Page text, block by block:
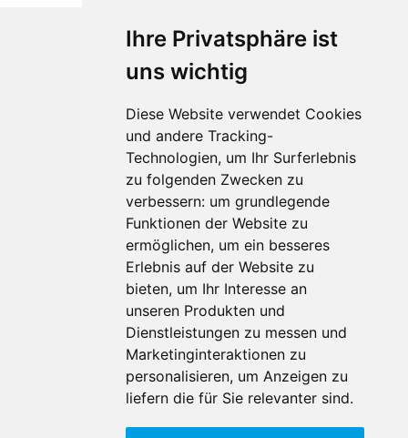
Ihre Privatsphäre ist
uns wichtig
Diese Website verwendet Cookies
und andere Tracking-
Technologien, um Ihr Surferlebnis
zu folgenden Zwecken zu
verbessern: um grundlegende
Funktionen der Website zu
ermöglichen, um ein besseres
Erlebnis auf der Website zu
bieten, um Ihr Interesse an
unseren Produkten und
Dienstleistungen zu messen und
Marketinginteraktionen zu
personalisieren, um Anzeigen zu
liefern die für Sie relevanter sind.
Für Makler:innen
Über Uns
Vorteile
Kontakt
Software Partner
Teilnahme
FAQ
Für Makler:innen
Impressum